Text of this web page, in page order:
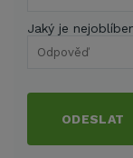
Jaký je
ODESLAT